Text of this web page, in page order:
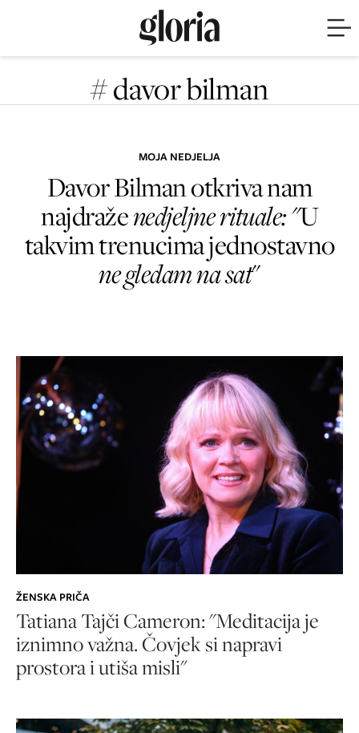
# davor bilman
MOJA NEDJELJA
Davor Bilman otkriva nam
najdraženedjeljne rituale: "U
takvim trenucima jednostavno
ne gledam na sat"
ŽENSKA PRIČA
Tatiana Tajči Cameron: "Meditacija je
iznimno važna. Čovjek si napravi
prostora i utiša misli"